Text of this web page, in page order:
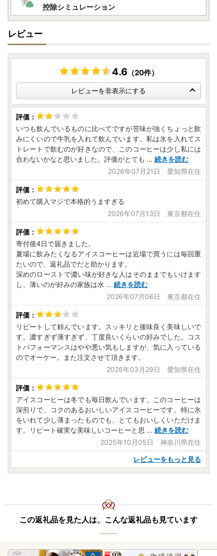
控除シミュレーション
レビュー
4.6（20件）
レビューを非表示にする
いつも飲んでいるものに比べてですが苦味が強くちょっと飲
みにくいので牛乳を入れて飲んでいます。私は氷を入れてス
トレートで飲むのが好きなので、このコーヒーは少し私には
合わないかなと思いました。評価がとても ... 続きを読む
2026年07月21日 愛知県在住
初めて購入マジで本格的うますぎる
2026年07月13日 東京都在住
寄付後4日で届きました。
夏場に飲みたくなるアイスコーヒーは近場で買うには毎回重
たいので、返礼品でだと助かります。
深めのローストで濃い味が好きな人はそのままでもいけます
し、薄いのが好みの家族は水 ... 続きを読む
2026年07月06日 東京都在住
リピートして頼んでいます。スッキリと後味良く美味しいで
す。濃すぎず薄すぎず、丁度良いくらいの好みでした。コス
トパフォーマンスはやや悪い気もしますが、気に入っている
のでオーケー。また注文させて頂きます。
2026年03月29日 愛知県在住
アイスコーヒーは冬でも毎日飲んでいます。このコーヒーは
深煎りで、コクのあるおいしいアイスコーヒーです。特に氷
をいれて少し薄まったものでも、とてもおいしくいただけま
す。リピート確実な美味しいコーヒーと思 ... 続きを読む
2025年10月05日 神奈川県在住
レビューをもっと見る
この返礼品を見た人は、こんな返礼品も見ています